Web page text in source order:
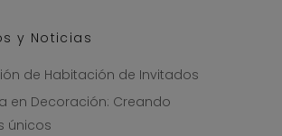
y Noticias
de Habitación de Invitados
en Decoración: Creando
únicos